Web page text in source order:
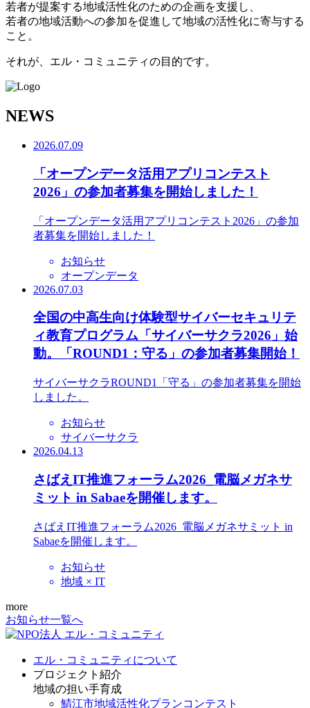
若者が提案する地域活性化のための企画を支援し、
若者の地域活動への参加を促進して地域の活性化に寄与する
こと。
それが、エル・コミュニティの目的です。
NEWS
2026.07.09
「オープンデータ活用アプリコンテスト
2026」の参加者募集を開始しました！
「オープンデータ活用アプリコンテスト2026」の参加
者募集を開始しました！
お知らせ
オープンデータ
2026.07.03
全国の中高生向け体験型サイバーセキュリテ
ィ教育プログラム「サイバーサクラ2026」始
動。「ROUND1：守る」の参加者募集開始！
サイバーサクラROUND1「守る」の参加者募集を開始
しました。
お知らせ
サイバーサクラ
2026.04.13
さばえIT推進フォーラム2026_電脳メガネサ
ミット in Sabaeを開催します。
さばえIT推進フォーラム2026_電脳メガネサミット in
Sabaeを開催します。
お知らせ
地域 × IT
more
お知らせ一覧へ
エル・コミュニティについて
プロジェクト紹介
地域の担い手育成
鯖江市地域活性化プランコンテスト